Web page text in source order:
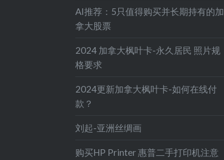
AI推荐：5只值得购买并长期持有的加
拿大股票
2024 加拿大枫叶卡-永久居民 照片规
格要求
2024更新加拿大枫叶卡-如何在线付
款？
刘起-亚洲丝绸画
购买HP Printer 惠普二手打印机注意